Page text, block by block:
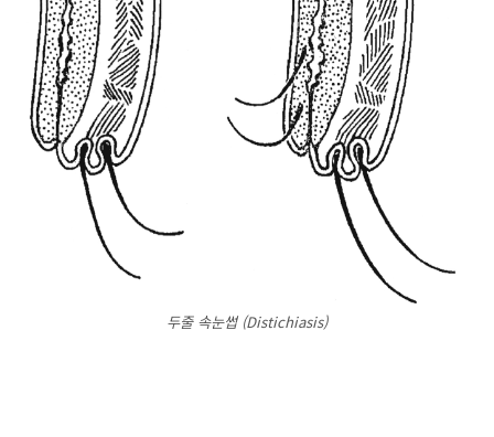
두줄 속눈썹 (Distichiasis)